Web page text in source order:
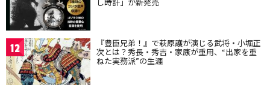
12 『豊臣兄弟！』で萩原護が演じる武将・小堀正
次とは？秀長・秀吉・家康が重用、“出家を重
ねた実務派”の生涯